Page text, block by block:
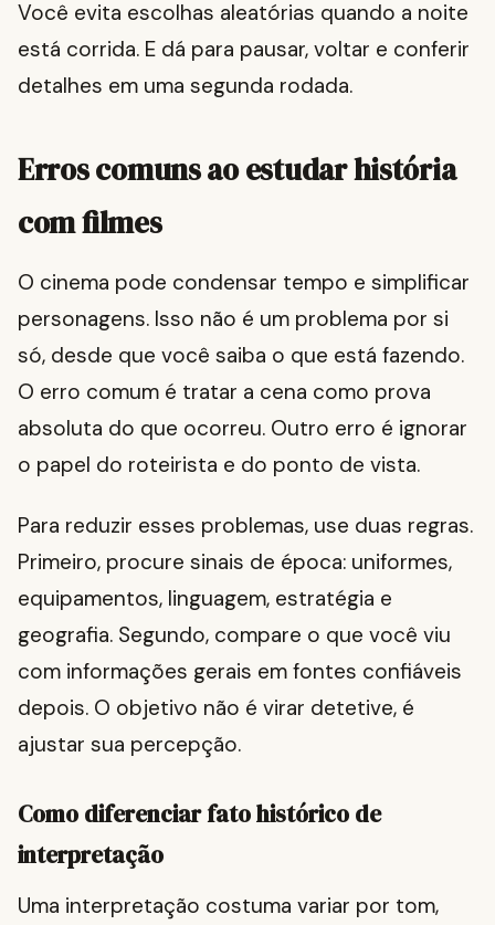
Você evita escolhas aleatórias quando a noite
está corrida. E dá para pausar, voltar e conferir
detalhes em uma segunda rodada.
Erros comuns ao estudar história
com filmes
O cinema pode condensar tempo e simplificar
personagens. Isso não é um problema por si
só, desde que você saiba o que está fazendo.
O erro comum é tratar a cena como prova
absoluta do que ocorreu. Outro erro é ignorar
o papel do roteirista e do ponto de vista.
Para reduzir esses problemas, use duas regras.
Primeiro, procure sinais de época: uniformes,
equipamentos, linguagem, estratégia e
geografia. Segundo, compare o que você viu
com informações gerais em fontes confiáveis
depois. O objetivo não é virar detetive, é
ajustar sua percepção.
Como diferenciar fato histórico de
interpretação
Uma interpretação costuma variar por tom,